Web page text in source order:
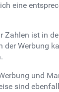
eine
ist in
der Werbung
und
sind